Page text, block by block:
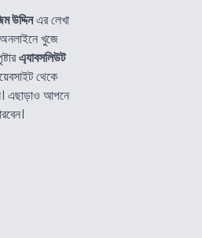
উদ্দিনএর লেখা
খুজে
এ্যাবসলিউট
থেকে
এছাড়াও আপনে